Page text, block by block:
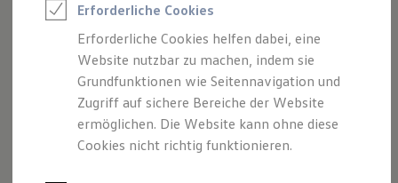
Digitaler Marktplatz
Kauf & Finanzierung
Online-Fahrzeugbewertung
Aktionen & Angebote
E-Auto-Förderung
Für Privatkunden
Für Gewerbekunden
Profi Paket
TopDeal
Erforderliche Cookies
Erforderliche Cookies helfen dabei, eine
Website nutzbar zu machen, indem sie
Grundfunktionen wie Seitennavigation und
Zugriff auf sichere Bereiche der Website
ermöglichen. Die Website kann ohne diese
Cookies nicht richtig funktionieren.